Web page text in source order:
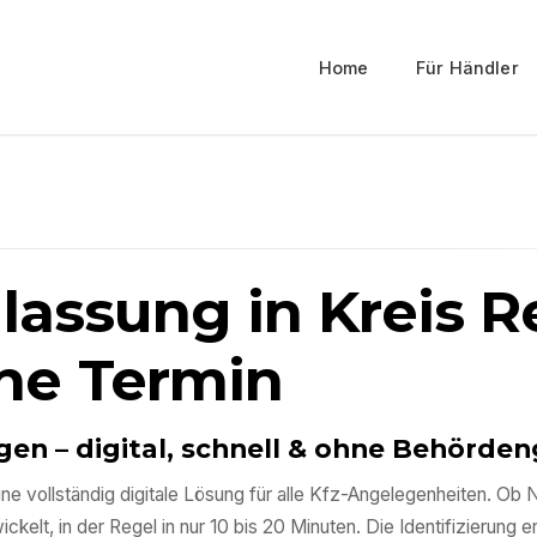
Home Für Händler
in Kreis
Termin
– digital, schnell & ohne
vollständig digitale Lösung für alle Kfz-Angelegenheiten. Ob
in der Regel in nur 10 bis 20 Minuten. Die Identifizierung